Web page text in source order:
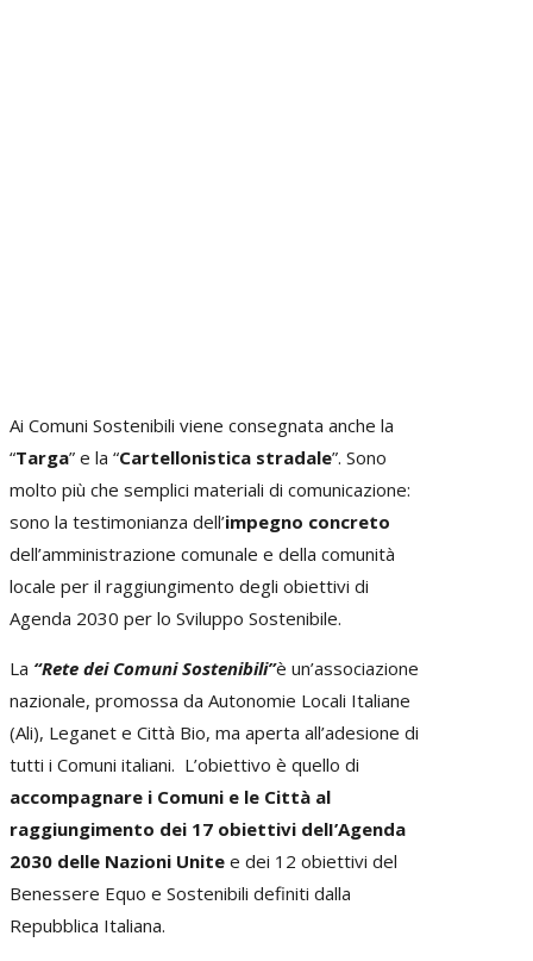
Ai Comuni Sostenibili viene consegnata anche la
“Targa” e la “Cartellonistica stradale”. Sono
molto più che semplici materiali di comunicazione:
sono la testimonianza dell’impegno concreto
dell’amministrazione comunale e della comunità
locale per il raggiungimento degli obiettivi di
Agenda 2030 per lo Sviluppo Sostenibile.
La “Rete dei Comuni Sostenibili”è un’associazione
nazionale, promossa da Autonomie Locali Italiane
(Ali), Leganet e Città Bio, ma aperta all’adesione di
tutti i Comuni italiani. L’obiettivo è quello di
accompagnare i Comuni e le Città al
raggiungimento dei 17 obiettivi delI’Agenda
2030 delle Nazioni Unite e dei 12 obiettivi del
Benessere Equo e Sostenibili definiti dalla
Repubblica Italiana.